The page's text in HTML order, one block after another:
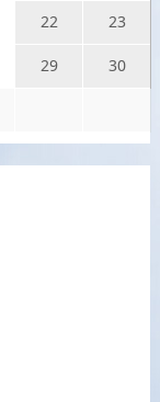
22 23
29 30